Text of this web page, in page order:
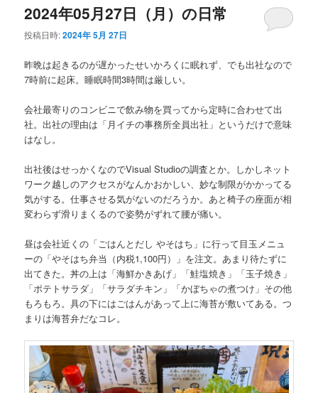
2024年05月27日（月）の日常
投稿日時:2024年 5月 27日
昨晩は起きるのが遅かったせいかろくに眠れず、でも出社なので
7時前に起床。睡眠時間3時間は厳しい。
会社最寄りのコンビニで飲み物を買ってから定時に合わせて出
社。出社の理由は「月イチの事務所全員出社」というだけで意味
はなし。
出社後はせっかくなのでVisual Studioの調査とか。しかしネット
ワーク越しのアクセスがなんかおかしい、妙な制限がかかってる
気がする。仕事させる気がないのだろうか。あと椅子の座面が相
変わらず滑りまくるので姿勢がずれて腰が痛い。
昼は会社近くの「ごはんとだし やそはち」に行って目玉メニュ
ーの「やそはち弁当（内税1,100円）」を注文。あまり待たずに
出てきた。丼の上は「海鮮かきあげ」「鮭塩焼き」「玉子焼き」
「ポテトサラダ」「サラダチキン」「かぼちゃの煮つけ」その他
もろもろ。具の下にはごはんがあって上に海苔が敷いてある。つ
まりは海苔弁だなコレ。